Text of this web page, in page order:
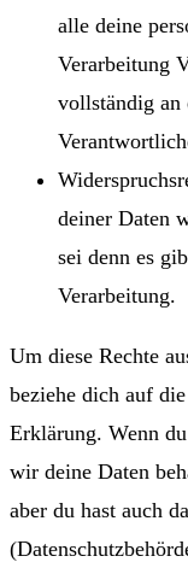
alle deine
Verarbeitung
vollständig an
deiner Daten
sei denn es
Verarbeitung.
Um diese Rechte
beziehe dich auf
Erklärung. Wenn
wir deine Daten
aber du hast auch